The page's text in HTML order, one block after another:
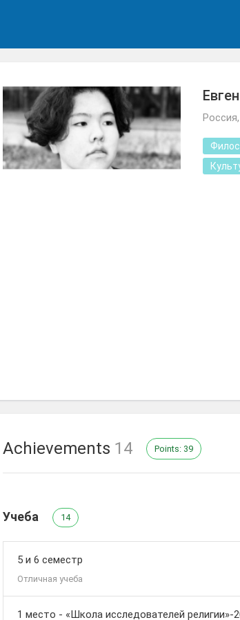
Achievements 14 Points: 39
Учеба 14
5 и 6 семестр
Отличная учеба
1 место - «Школа исследователей религии»-